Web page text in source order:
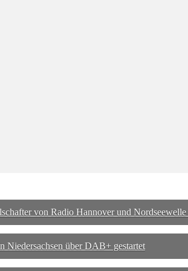
von Radio Hannover und
Niedersachsen über DAB+ gestartet